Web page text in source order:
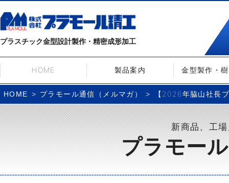
プラスチック金型設計製作・精密成形加工
HOME 製品案内 金型製作・
HOME プラモール通信（メルマガ） 【2026年脇山社長
新商品、工
プラモー